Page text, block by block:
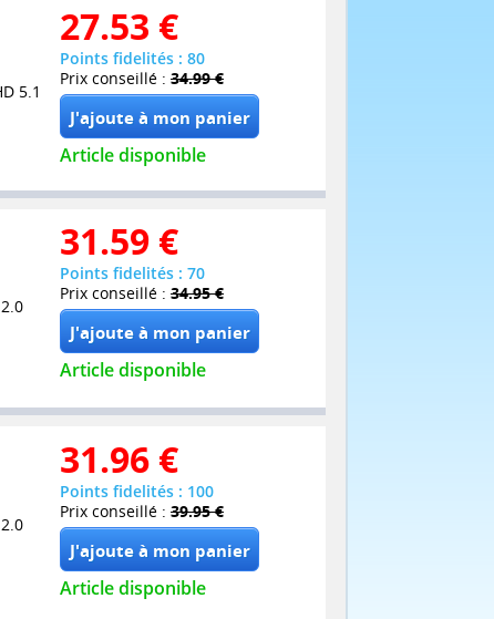
5.1
27.53 €
Points fidelités : 80
Prix conseillé : 34.99 €
Article disponible
31.59 €
Points fidelités : 70
Prix conseillé : 34.95 €
Article disponible
31.96 €
Points fidelités : 100
Prix conseillé : 39.95 €
Article disponible